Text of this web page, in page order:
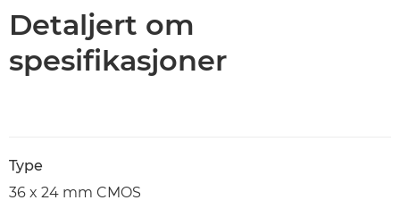
Detaljert om
spesifikasjoner
Type
36 x 24 mm CMOS